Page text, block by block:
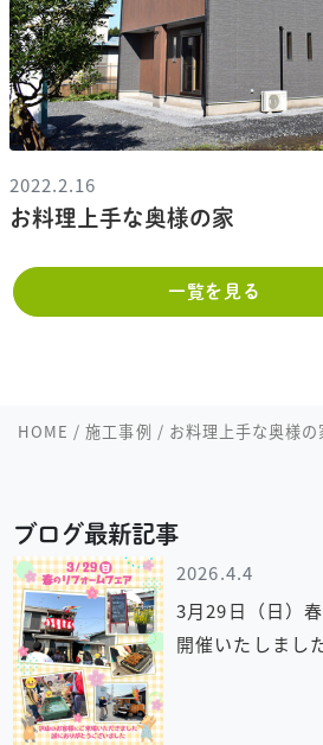
2022.2.16
お料理上手な奥様の家
一覧を見る
HOME /施工事例 / お料理上手な奥様の
ブログ最新記事
2026.4.4
3月29日（日）
開催いたしまし